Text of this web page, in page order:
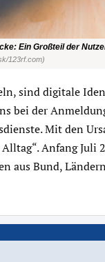
Ein Großteil der
123rf.com)
sind digitale
bei der
Mit den
Anfang Juli
aus Bund,